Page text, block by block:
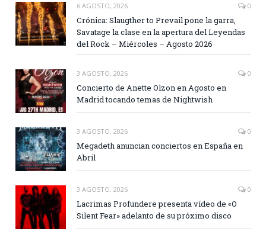
6 AGOSTO, 2026 0
Crónica: Slaugther to Prevail pone la garra,
Savatage la clase en la apertura del Leyendas
del Rock – Miércoles – Agosto 2026
3 AGOSTO, 2026 0
Concierto de Anette Olzon en Agosto en
Madrid tocando temas de Nightwish
3 AGOSTO, 2026 0
Megadeth anuncian conciertos en España en
Abril
3 AGOSTO, 2026 0
Lacrimas Profundere presenta vídeo de «O
Silent Fear» adelanto de su próximo disco